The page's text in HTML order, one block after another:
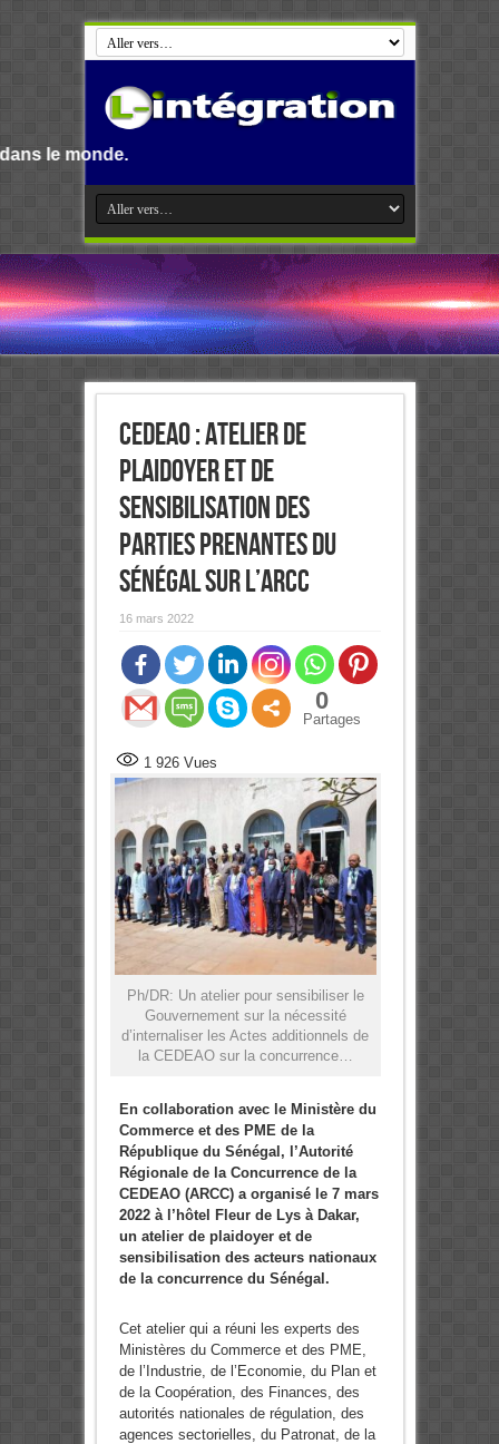
CEDEAO : Atelier de
Plaidoyer et de
sensibilisation des
parties prenantes du
Sénégal sur l’ARCC
16 mars 2022
0
Partages
1 926Vues
Ph/DR: Un atelier pour sensibiliser le
Gouvernement sur la nécessité
d’internaliser les Actes additionnels de
la CEDEAO sur la concurrence…
En collaboration avec le Ministère du
Commerce et des PME de la
République du Sénégal, l’Autorité
Régionale de la Concurrence de la
CEDEAO (ARCC) a organisé le 7 mars
2022 à l’hôtel Fleur de Lys à Dakar,
un atelier de plaidoyer et de
sensibilisation des acteurs nationaux
de la concurrence du Sénégal.
Cet atelier qui a réuni les experts des
Ministères du Commerce et des PME,
de l’Industrie, de l’Economie, du Plan et
de la Coopération, des Finances, des
autorités nationales de régulation, des
agences sectorielles, du Patronat, de la